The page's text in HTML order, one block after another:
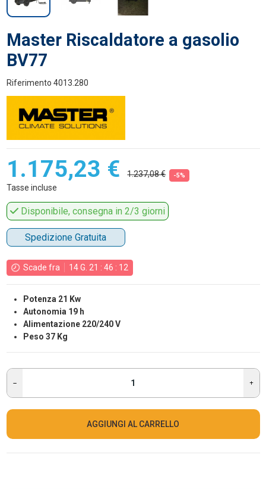
Master Riscaldatore a gasolio
BV77
Riferimento 4013.280
1.175,23 € 1.237,08 € -5%
Tasse incluse
Disponibile, consegna in 2/3 giorni
Spedizione Gratuita
Scade fra 14G. 21 : 46 : 12
Potenza 21 Kw
Autonomia 19 h
Alimentazione 220/240 V
Peso 37 Kg
AGGIUNGI AL CARRELLO